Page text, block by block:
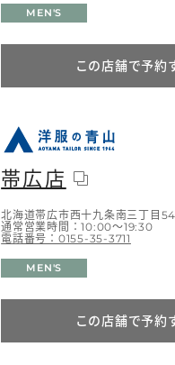
MEN'S
この店舗で予約
帯広店
北海道帯広市西十九条南三丁目
通常営業時間：10:00～19:30
電話番号：0155-35-3711
MEN'S
この店舗で予約